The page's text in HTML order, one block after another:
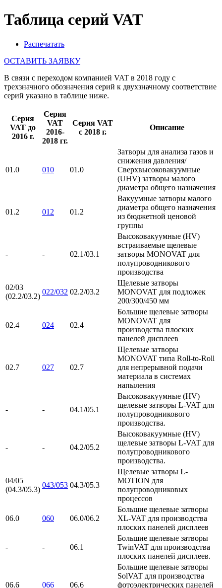
Таблица серий VAT
Распечатать
ОСТАВИТЬ ЗАЯВКУ
В связи с переходом компанией VAT в 2018 году с
трехзначного обозначения серий к двухзначному соответствие
серий указано в таблице ниже.
Cерия
VAT до
2016 г.
Серия
VAT
2016-
2018 гг.
Серия VAT
c 2018 г.
Описание
01.0 010 01.0
Затворы для анализа газов и
снижения давления/
Сверхвысоковакуумные
(UHV) затворы малого
диаметра общего назначения
01.2 012 01.2
Вакуумные затворы малого
диаметра общего назначения
из бюджетной ценовой
группы
- - 02.1/03.1
Высоковакуумные (HV)
встраиваемые щелевые
затворы MONOVAT для
полупроводникового
производства
02/03
(02.2/03.2)
022/032 02.2/03.2
Щелевые затворы
MONOVAT для подложек
200/300/450 мм
02.4 024 02.4
Большие щелевые затворы
MONOVAT для
производства плоских
панелей дисплеев
02.7 027 02.7
Щелевые затворы
MONOVAT типа Roll-to-Roll
для непрерывной подачи
материала в системах
напыления
- - 04.1/05.1
Высоковакуумные (HV)
щелевые затворы L-VAT для
полупроводникового
производства.
- - 04.2/05.2
Высоковакуумные (HV)
щелевые затворы L-VAT для
полупроводникового
производства.
04/05
(04.3/05.3)
043/053 04.3/05.3
Щелевые затворы L-
MOTION для
полупроводниковых
процессов
06.0 060 06.0/06.2
Большие щелевые затворы
XL-VAT для производства
плоских панелей дисплеев
- - 06.1
Большие щелевые затворы
TwinVAT для производства
плоских панелей дисплеев.
06.6 066 06.6
Большие щелевые затворы
SolVAT для производства
фотоэлектрических панелей